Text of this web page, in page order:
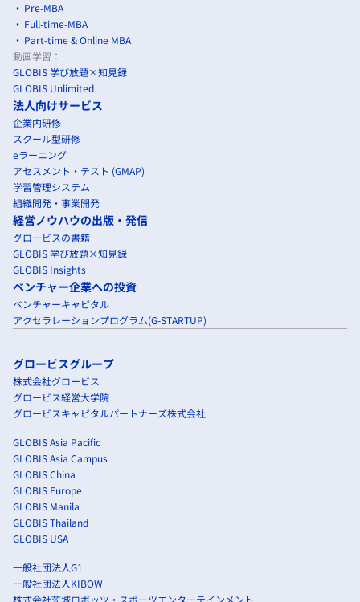
Pre-MBA
Full-time-MBA
Part-time & Online MBA
動画学習：
GLOBIS 学び放題×知見録
GLOBIS Unlimited
法人向けサービス
企業内研修
スクール型研修
eラーニング
アセスメント・テスト (GMAP)
学習管理システム
組織開発・事業開発
経営ノウハウの出版・発信
グロービスの書籍
GLOBIS 学び放題×知見録
GLOBIS Insights
ベンチャー企業への投資
ベンチャーキャピタル
アクセラレーションプログラム(G-STARTUP)
グロービスグループ
株式会社グロービス
グロービス経営大学院
グロービスキャピタルパートナーズ株式会社
GLOBIS Asia Pacific
GLOBIS Asia Campus
GLOBIS China
GLOBIS Europe
GLOBIS Manila
GLOBIS Thailand
GLOBIS USA
一般社団法人G1
一般社団法人KIBOW